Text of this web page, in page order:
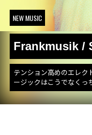
NEW MUSIC
Frankmusik /
テンション高めのエレク
ージックはこうでなくっ